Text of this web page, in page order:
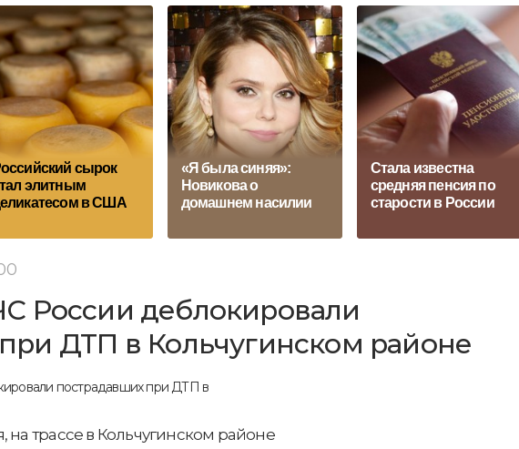
сырок
элитным
в США
«Я была синяя»:
Новикова о
домашнем насилии
Стала известна
средняя пенсия по
старости в России
России деблокировали
ДТП в Кольчугинском районе
на трассе в Кольчугинском районе